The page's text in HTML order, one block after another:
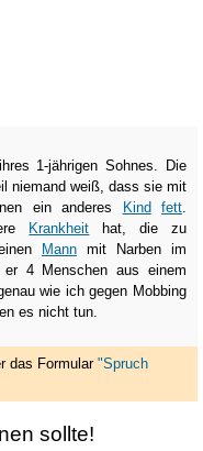
1-jährigen Sohnes. Die
niemand weiß, dass sie mit
ein anderes
Kind fett.
Krankheit hat, die zu
Mann mit Narben im
4 Menschen aus einem
wie ich gegen Mobbing
es nicht tun.
das Formular "Spruch
sollte!